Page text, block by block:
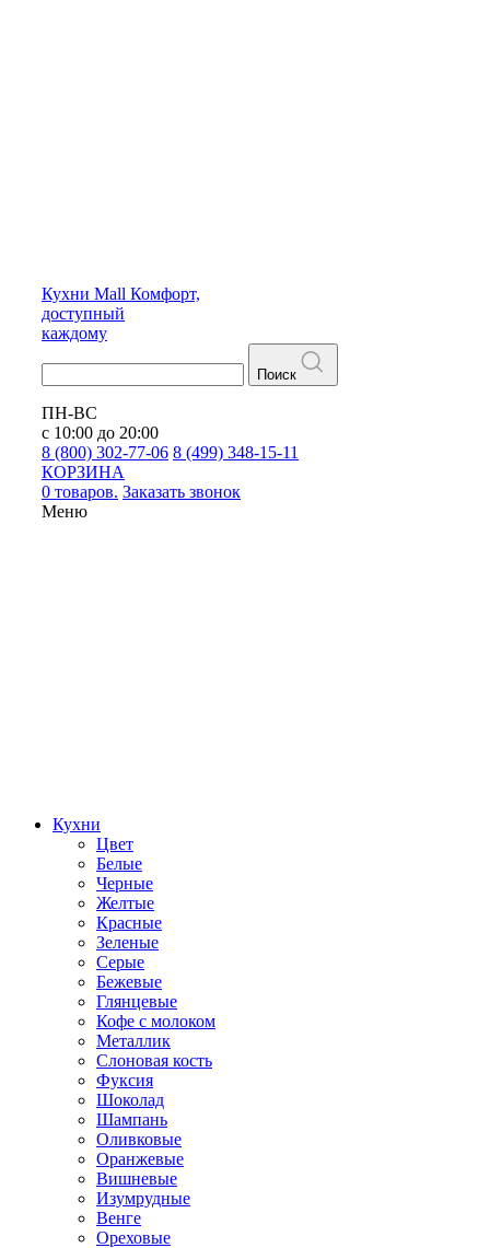
Кухни Mall Комфорт,
доступный
каждому
Поиск
ПН-ВС
с 10:00 до 20:00
8 (800) 302-77-06 8 (499) 348-15-11
КОРЗИНА
0 товаров. Заказать звонок
Меню
Кухни
Цвет
Белые
Черные
Желтые
Красные
Зеленые
Серые
Бежевые
Глянцевые
Кофе с молоком
Металлик
Слоновая кость
Фуксия
Шоколад
Шампань
Оливковые
Оранжевые
Вишневые
Изумрудные
Венге
Ореховые